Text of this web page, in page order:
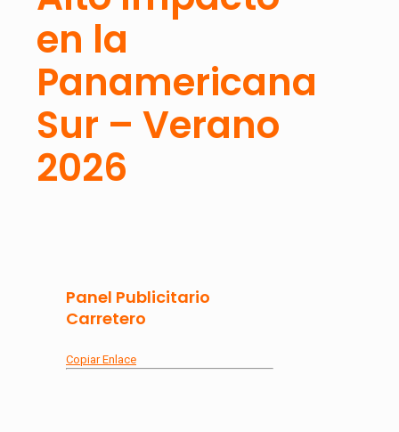
en la
Panamericana
Sur – Verano
2026
Panel Publicitario
Carretero
Copiar Enlace